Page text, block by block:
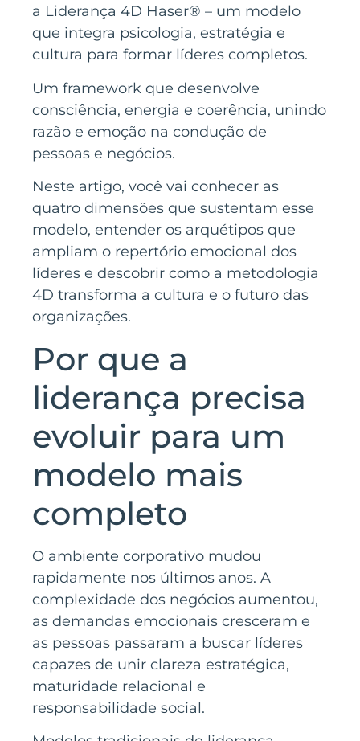
a Liderança 4D Haser® – um modelo
que integra psicologia, estratégia e
cultura para formar líderes completos.
Um framework que desenvolve
consciência, energia e coerência, unindo
razão e emoção na condução de
pessoas e negócios.
Neste artigo, você vai conhecer as
quatro dimensões que sustentam esse
modelo, entender os arquétipos que
ampliam o repertório emocional dos
líderes e descobrir como a metodologia
4D transforma a cultura e o futuro das
organizações.
Por que a
liderança precisa
evoluir para um
modelo mais
completo
O ambiente corporativo mudou
rapidamente nos últimos anos. A
complexidade dos negócios aumentou,
as demandas emocionais cresceram e
as pessoas passaram a buscar líderes
capazes de unir clareza estratégica,
maturidade relacional e
responsabilidade social.